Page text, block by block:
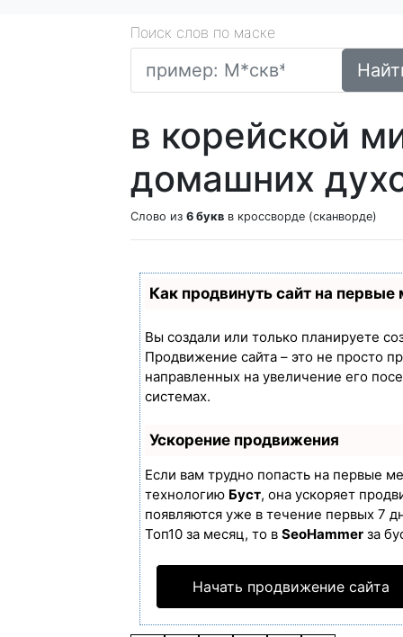
Поиск слов по маске
в корейской
домашних
Слово из 6 букв в кроссворде (сканворде)
Как продвинуть сайт на первые
Вы создали или только планируете
Продвижение сайта – это не просто
направленных на увеличение его
системах.
Ускорение продвижения
Если вам трудно попасть на первые
технологию Буст, она ускоряет
появляются уже в течение первых 7
Топ10 за месяц, то в SeoHammer за
Начать продвижение сайта